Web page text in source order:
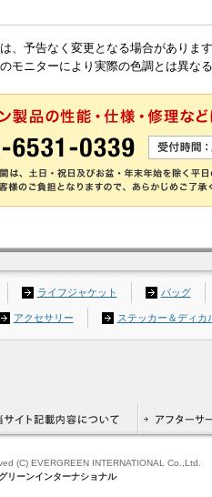
、予告なく変更となる場合があります
モニターにより実際の色調とは異なる
ライフジャケット バッグ
アクセサリー ステッカー＆ディカ
(C) EVERGREEN INTERNATIONAL Co.,Ltd.
リーンインターナショナル